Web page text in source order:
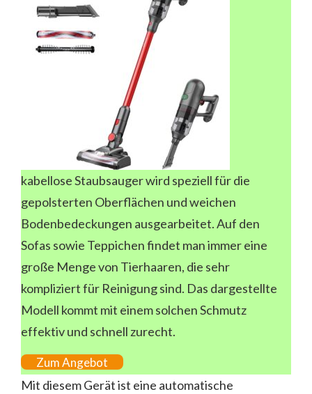
kabellose Staubsauger wird speziell für die
gepolsterten Oberflächen und weichen
Bodenbedeckungen ausgearbeitet. Auf den
Sofas sowie Teppichen findet man immer eine
große Menge von Tierhaaren, die sehr
kompliziert für Reinigung sind. Das dargestellte
Modell kommt mit einem solchen Schmutz
effektiv und schnell zurecht.
Zum Angebot
Mit diesem Gerät ist eine automatische